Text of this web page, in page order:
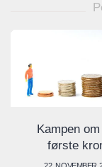
Kampen
første